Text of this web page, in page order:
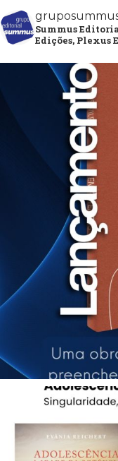
Summus
Edições, Plexus